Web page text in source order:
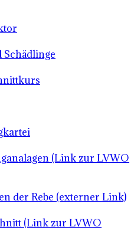
(Link zur LVWO
der Rebe (externer Link)
(Link zur LVWO